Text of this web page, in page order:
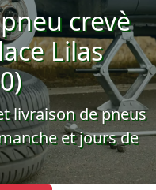
crevè
Lilas
livraison de pneus
et jours de